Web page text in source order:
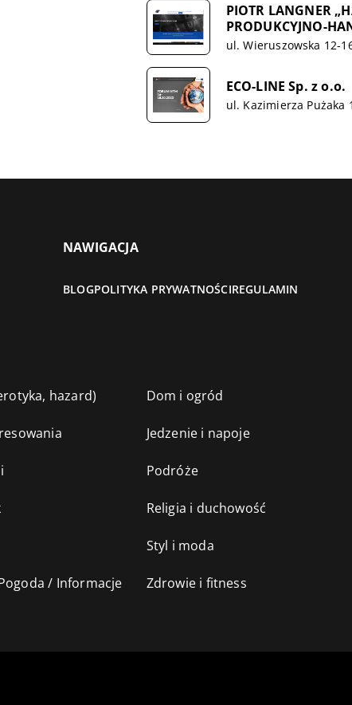
PIOTR LANGNER
PRODUKCYJNO-
ul. Wieruszowska 12-
ECO-LINE Sp. z o.o.
ul. Kazimierza Pużaka
NAWIGACJA
BLOGPOLITYKA PRYWATNOŚCIREGULAMIN
hazard) Dom i ogród
Jedzenie i napoje
Podróże
Religia i duchowość
Styl i moda
/ Informacje Zdrowie i fitness